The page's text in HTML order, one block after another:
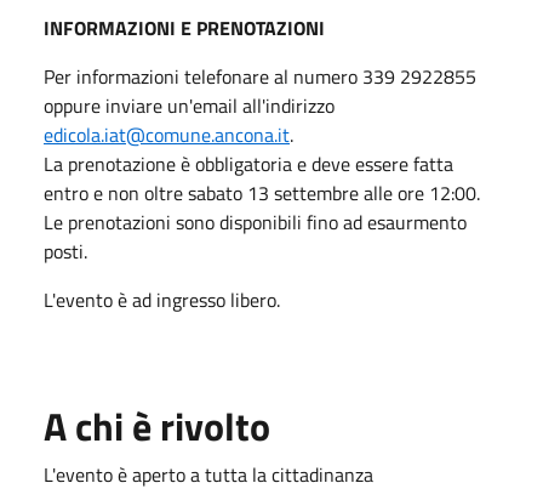
INFORMAZIONI E PRENOTAZIONI
Per informazioni telefonare al numero 339 2922855
oppure inviare un'email all'indirizzo
edicola.iat@comune.ancona.it.
La prenotazione è obbligatoria e deve essere fatta
entro e non oltre sabato 13 settembre alle ore 12:00.
Le prenotazioni sono disponibili fino ad esaurmento
posti.
L'evento è ad ingresso libero.
A chi è rivolto
L'evento è aperto a tutta la cittadinanza